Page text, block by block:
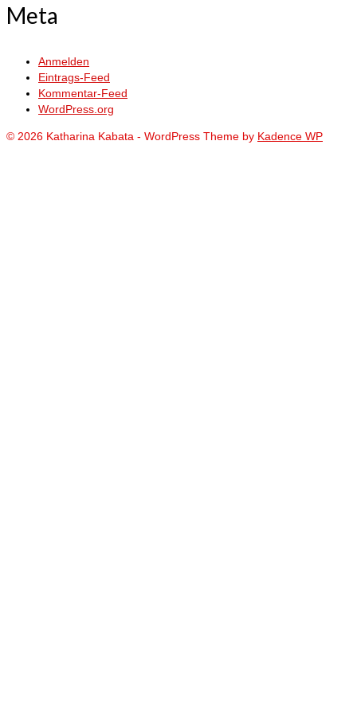
Meta
Anmelden
Eintrags-Feed
Kommentar-Feed
WordPress.org
© 2026 Katharina Kabata - WordPress Theme by Kadence WP